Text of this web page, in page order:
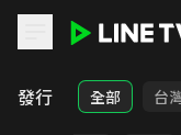
LINE TV - 戲劇
發行 全部 台